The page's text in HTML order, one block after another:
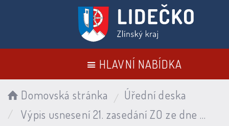
HLAVNÍ NABÍDKA
Domovská stránka
Úřední deska
Výpis usnesení 21. zasedání ZO ze dne 20. 3. 2025